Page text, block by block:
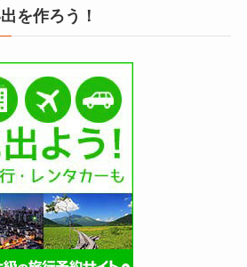
を作ろう！